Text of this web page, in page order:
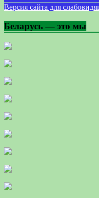
Версия сайта для
Беларусь — это мы